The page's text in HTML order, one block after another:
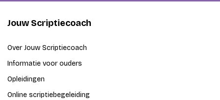
Jouw Scriptiecoach
Over Jouw Scriptiecoach
Informatie voor ouders
Opleidingen
Online scriptiebegeleiding